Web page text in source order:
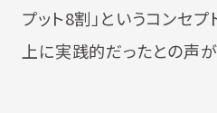
プット8割」というコンセ
上に実践的だったとの声